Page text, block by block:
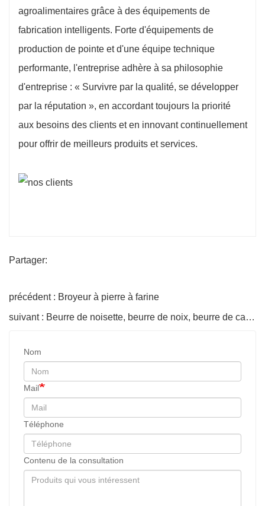
agroalimentaires grâce à des équipements de
fabrication intelligents. Forte d'équipements de
production de pointe et d'une équipe technique
performante, l'entreprise adhère à sa philosophie
d'entreprise : « Survivre par la qualité, se développer
par la réputation », en accordant toujours la priorité
aux besoins des clients et en innovant continuellement
pour offrir de meilleurs produits et services.
Partager:
précédent : Broyeur à pierre à farine
suivant : Beurre de noisette, beurre de noix, beurre de cacahuète, moulin
Nom
Mail
Téléphone
Contenu de la consultation